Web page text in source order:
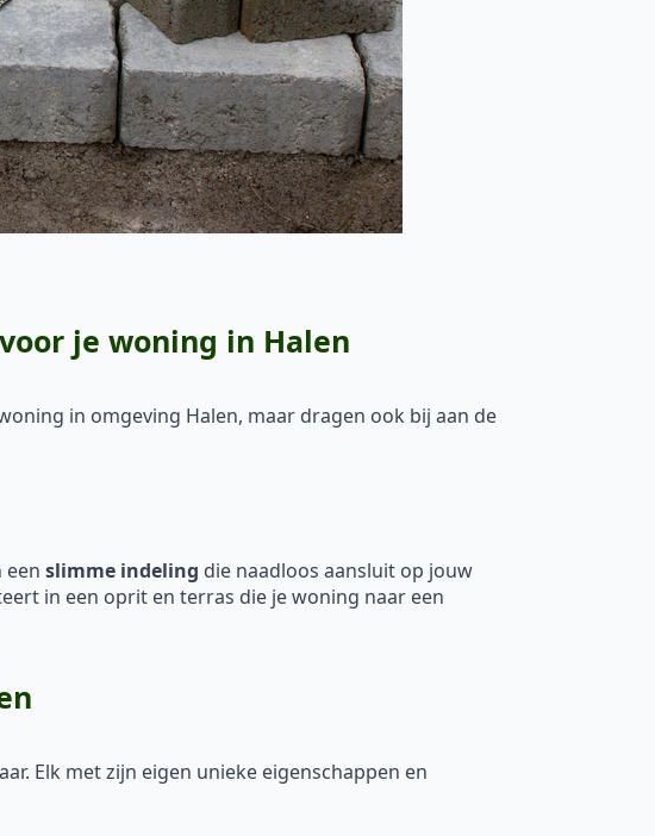
je woning in Halen
in omgeving Halen, maar dragen ook bij aan de
een slimme indeling die naadloos aansluit op jouw
in een oprit en terras die je woning naar een
Elk met zijn eigen unieke eigenschappen en